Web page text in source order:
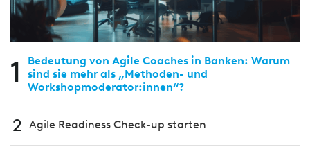
1
Bedeutung von Agile Coaches in Banken: Warum
sind sie mehr als „Methoden- und
Workshopmoderator:innen“?
2 Agile Readiness Check-up starten